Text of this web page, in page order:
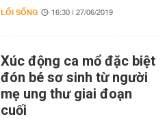
LỐI SỐNG 16:30 | 27/06/2019
Xúc động ca mổ đặc biệt
đón bé sơ sinh từ người
mẹ ung thư giai đoạn
cuối